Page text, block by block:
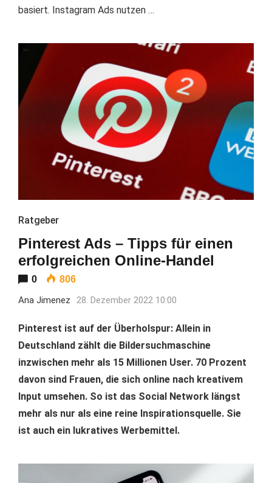
basiert. Instagram Ads nutzen …
Ratgeber
Pinterest Ads – Tipps für einen
erfolgreichen Online-Handel
0 806
Ana Jimenez 28. Dezember 2022 10:00
Pinterest ist auf der Überholspur: Allein in
Deutschland zählt die Bildersuchmaschine
inzwischen mehr als 15 Millionen User. 70 Prozent
davon sind Frauen, die sich online nach kreativem
Input umsehen. So ist das Social Network längst
mehr als nur als eine reine Inspirationsquelle. Sie
ist auch ein lukratives Werbemittel.